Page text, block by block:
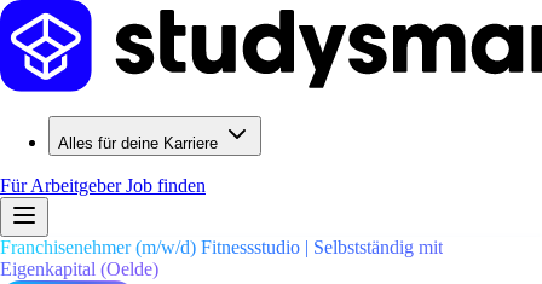
Alles für deine Karriere
Für ArbeitgeberJob finden
Franchisenehmer (m/w/d) Fitnessstudio | Selbstständig mit
Eigenkapital (Oelde)